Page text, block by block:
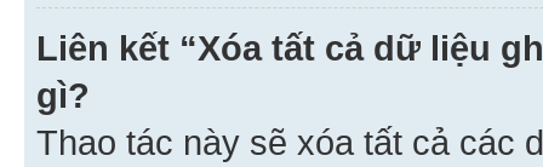
Liên kết “Xóa tất cả dữ liệu
gì?
Thao tác này sẽ xóa tất cả các